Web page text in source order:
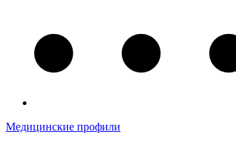
Медицинские профили